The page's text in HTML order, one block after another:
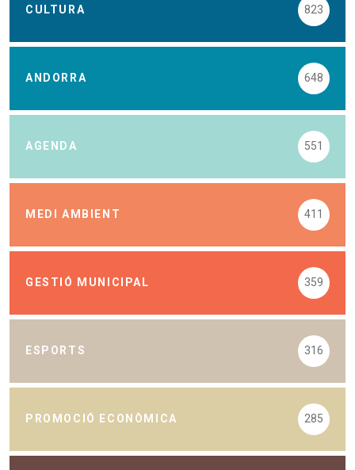
CULTURA 823
ANDORRA 648
AGENDA 551
MEDI AMBIENT 411
GESTIÓ MUNICIPAL 359
ESPORTS 316
PROMOCIÓ ECONÒMICA 285